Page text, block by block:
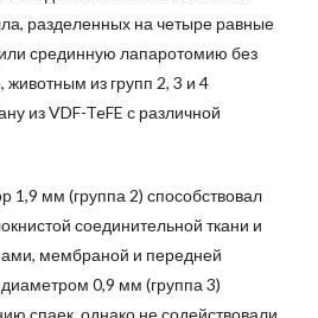
разделенных на четыре равные
срединную лапаротомию без
из групп 2, 3 и 4
из VDF-TeFE с различной
1,9 мм (группа 2) способствовал
соединительной ткани и
мембраной и передней
0,9 мм (группа 3)
спаек, однако не содействовали